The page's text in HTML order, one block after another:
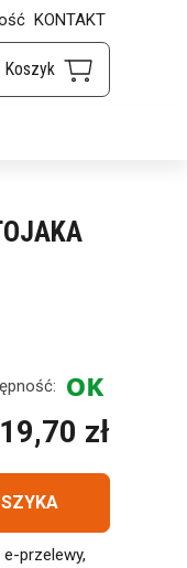
KONTAKT
19,70 zł
przelewy,